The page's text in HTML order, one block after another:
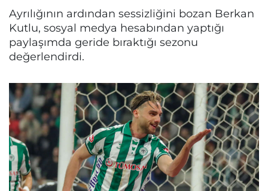
Ayrılığının ardından sessizliğini bozan Berkan
Kutlu, sosyal medya hesabından yaptığı
paylaşımda geride bıraktığı sezonu
değerlendirdi.